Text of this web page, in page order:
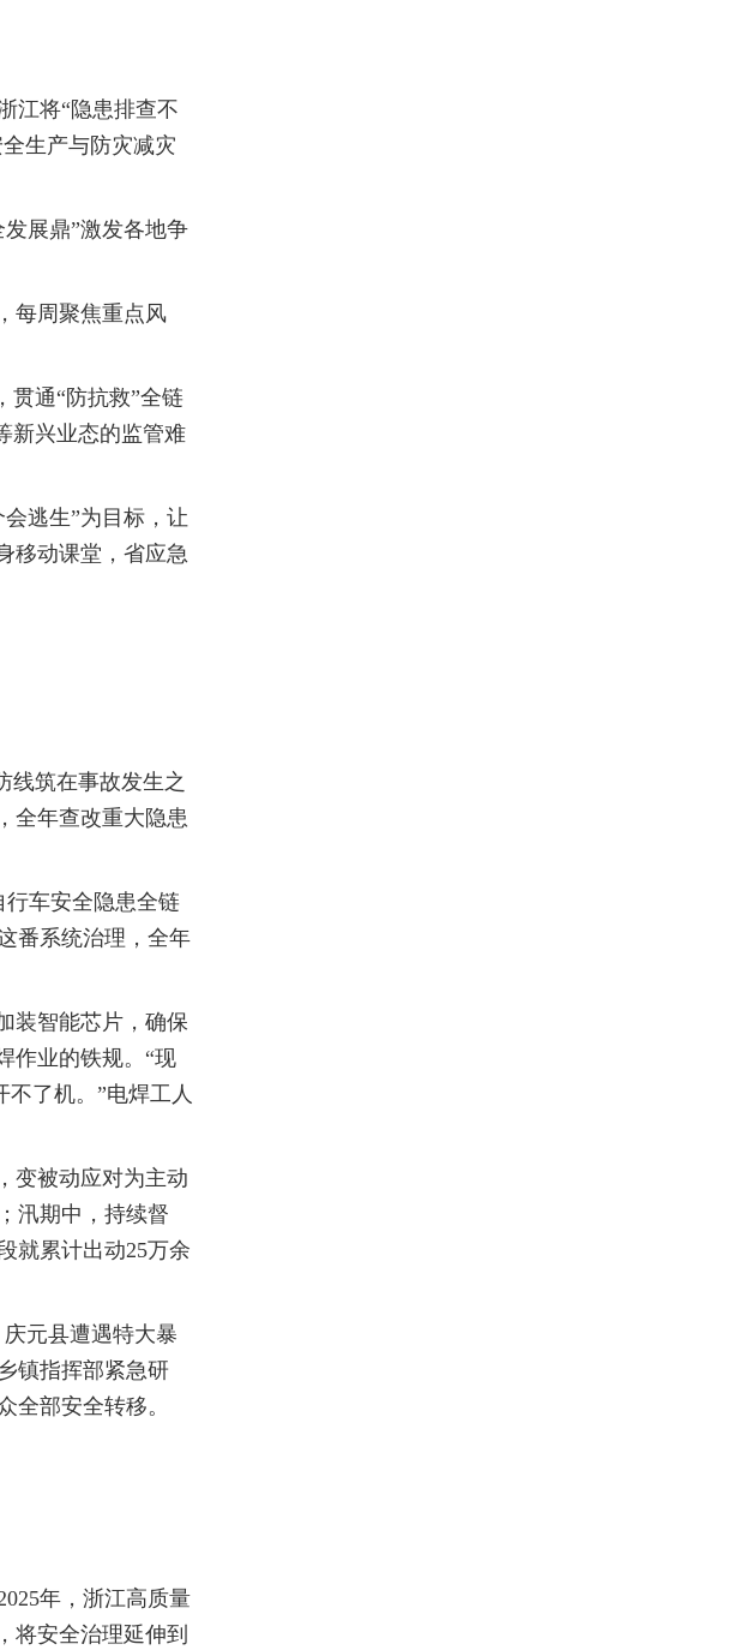
江将“隐患排查不
生产与防灾减灾
展鼎”激发各地争
每周聚焦重点风
贯通“防抗救”全链
新兴业态的监管难
逃生”为目标，让
移动课堂，省应急
线筑在事故发生之
全年查改重大隐患
行车安全隐患全链
番系统治理，全年
装智能芯片，确保
作业的铁规。“现
了机。”电焊工人
变被动应对为主动
汛期中，持续督
就累计出动25万余
元县遭遇特大暴
镇指挥部紧急研
全部安全转移。
年，浙江高质量
将安全治理延伸到